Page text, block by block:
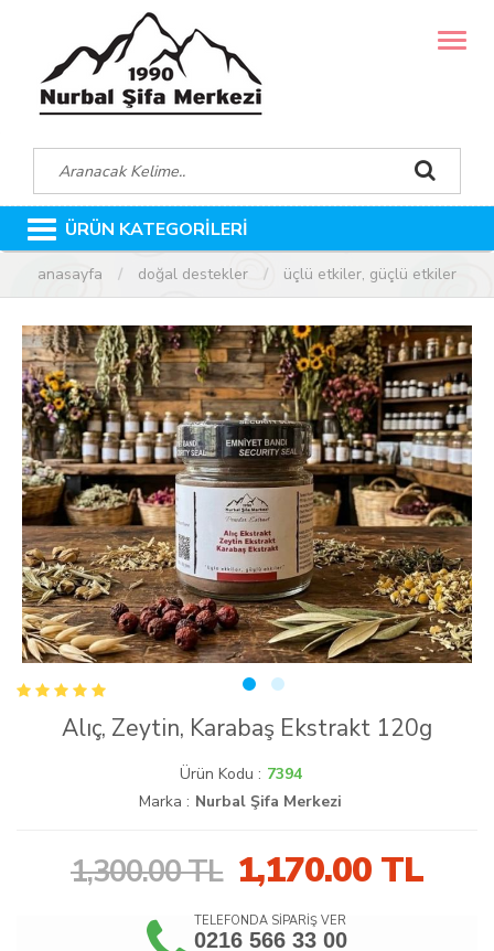
MENÜ
ÜRÜN KATEGORİLERİ
anasayfa doğal destekler üçlü etkiler, güçlü etkiler
Alıç, Zeytin, Karabaş Ekstrakt 120g
Ürün Kodu : 7394
Marka : Nurbal Şifa Merkezi
1,300.00 TL 1,170.00 TL
TELEFONDA SİPARİŞ VER
0216 566 33 00